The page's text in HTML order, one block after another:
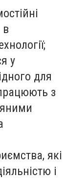
в
у
для
з
які
і